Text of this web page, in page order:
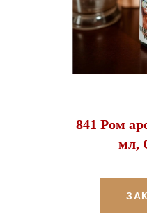
841 Ром
мл,